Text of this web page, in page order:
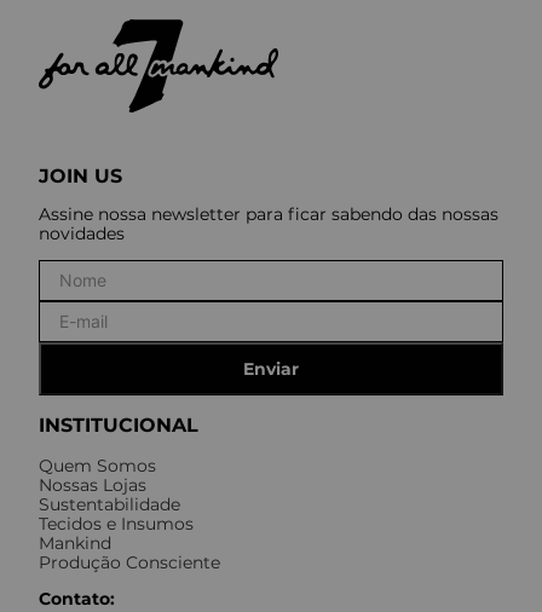
INSTITUCIONAL
Quem Somos
Nossas Lojas
Sustentabilidade
Tecidos e Insumos
Mankind
Produção Consciente
Contato:
JOIN US
Assine nossa newsletter para ficar sabendo das nossas
novidades
Enviar